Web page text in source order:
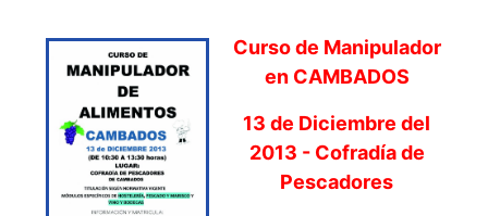
Curso de Manipulador
en CAMBADOS
13 de Diciembre del
2013 - Cofradía de
Pescadores